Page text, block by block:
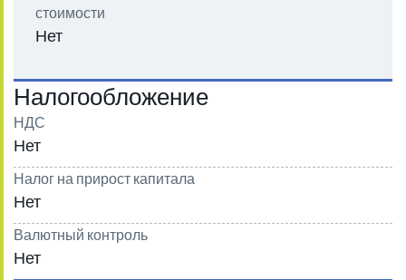
стоимости
Нет
Налогообложение
НДС
Нет
Налог на прирост капитала
Нет
Валютный контроль
Нет